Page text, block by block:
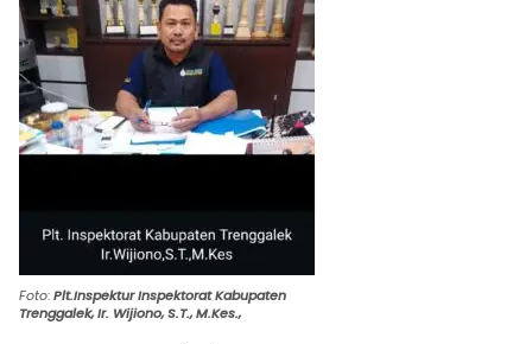
Foto:Plt.Inspektur Inspektorat Kabupaten
Trenggalek, Ir. Wijiono, S.T., M.Kes.,